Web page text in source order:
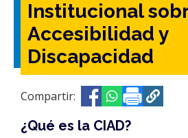
Institucional
Accesibilidad y
Discapacidad
Compartir: Opens in a new
Opens in a
¿Qué es la CIAD?